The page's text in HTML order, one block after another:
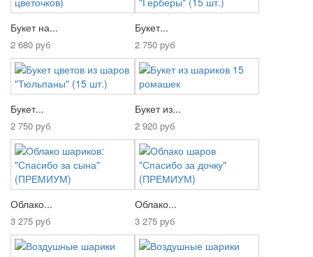
Букет на...
2 680 руб
Букет...
2 750 руб
Букет...
2 750 руб
Букет из...
2 920 руб
Облако...
3 275 руб
Облако...
3 275 руб